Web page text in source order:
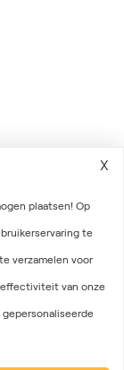
plaatsen! Op
te
verzamelen voor
van onze
X